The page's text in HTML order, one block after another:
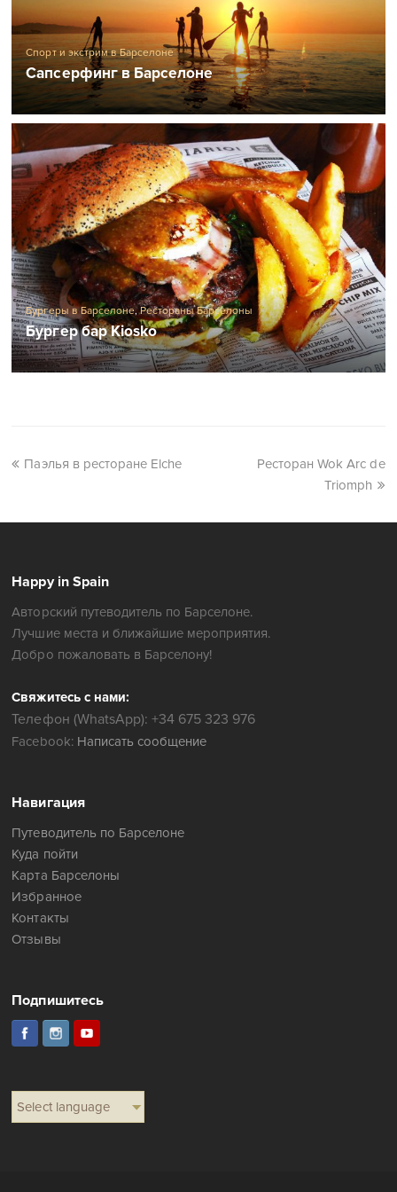
Спорт и экстрим в Барселоне
Сапсерфинг в Барселоне
Бургеры в Барселоне,Рестораны Барселоны
Бургер бар Kiosko
Паэлья в ресторане Elche
Ресторан Wok Arc de
Triomph
Happy in Spain
Авторский путеводитель по Барселоне.
Лучшие места и ближайшие мероприятия.
Добро пожаловать в Барселону!
Свяжитесь с нами:
Телефон (WhatsApp): +34 675 323 976
Facebook: Написать сообщение
Навигация
Путеводитель по Барселоне
Куда пойти
Карта Барселоны
Избранное
Контакты
Отзывы
Подпишитесь
Select language